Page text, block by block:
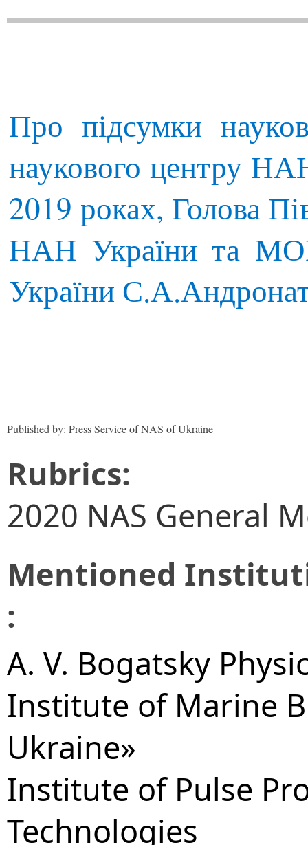
Про підсумки
наукового центру
2019 роках, Голова
НАН України та
України
Published by: Press Service of NAS of Ukraine
Rubrics:
2020 NAS General
Mentioned
:
A. V. Bogatsky
Institute of Marine
Ukraine»
Institute of Pulse
Technologies